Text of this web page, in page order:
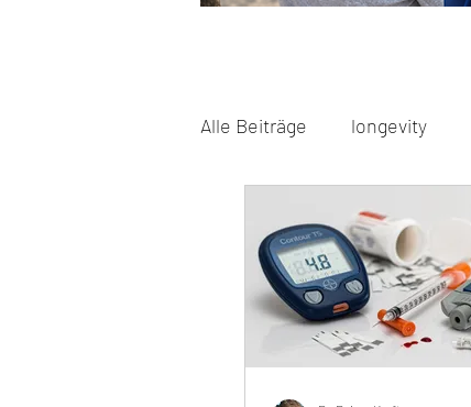
Alle Beiträge longevity
funktionelle medizin
epigenetik long covid